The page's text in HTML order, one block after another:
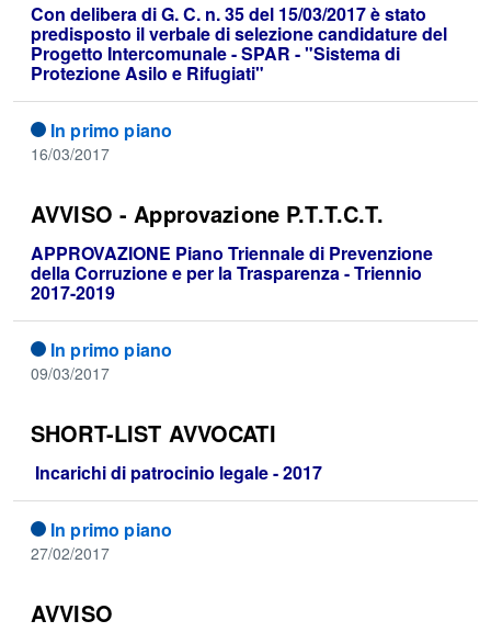
Con delibera di G. C. n. 35 del 15/03/2017 è stato
predisposto il verbale di selezione candidature del
Progetto Intercomunale - SPAR - "Sistema di
Protezione Asilo e Rifugiati"
In primo piano
16/03/2017
AVVISO - Approvazione P.T.T.C.T.
APPROVAZIONE Piano Triennale di Prevenzione
della Corruzione e per la Trasparenza - Triennio
2017-2019
In primo piano
09/03/2017
SHORT-LIST AVVOCATI
Incarichi di patrocinio legale - 2017
In primo piano
27/02/2017
AVVISO